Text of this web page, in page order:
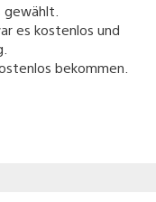
es kostenlos und
bekommen.